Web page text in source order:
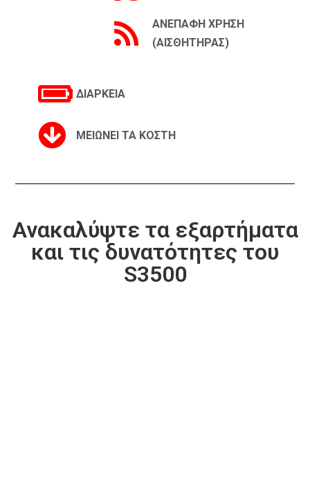
ΑΝΕΠΑΦΗ ΧΡΗΣΗ
(ΑΙΣΘΗΤΗΡΑΣ)
ΔΙΑΡΚΕΙΑ
ΜΕΙΩΝΕΙ ΤΑ ΚΟΣΤΗ
Ανακαλύψτε τα εξαρτήματα
και τις δυνατότητες του
S3500